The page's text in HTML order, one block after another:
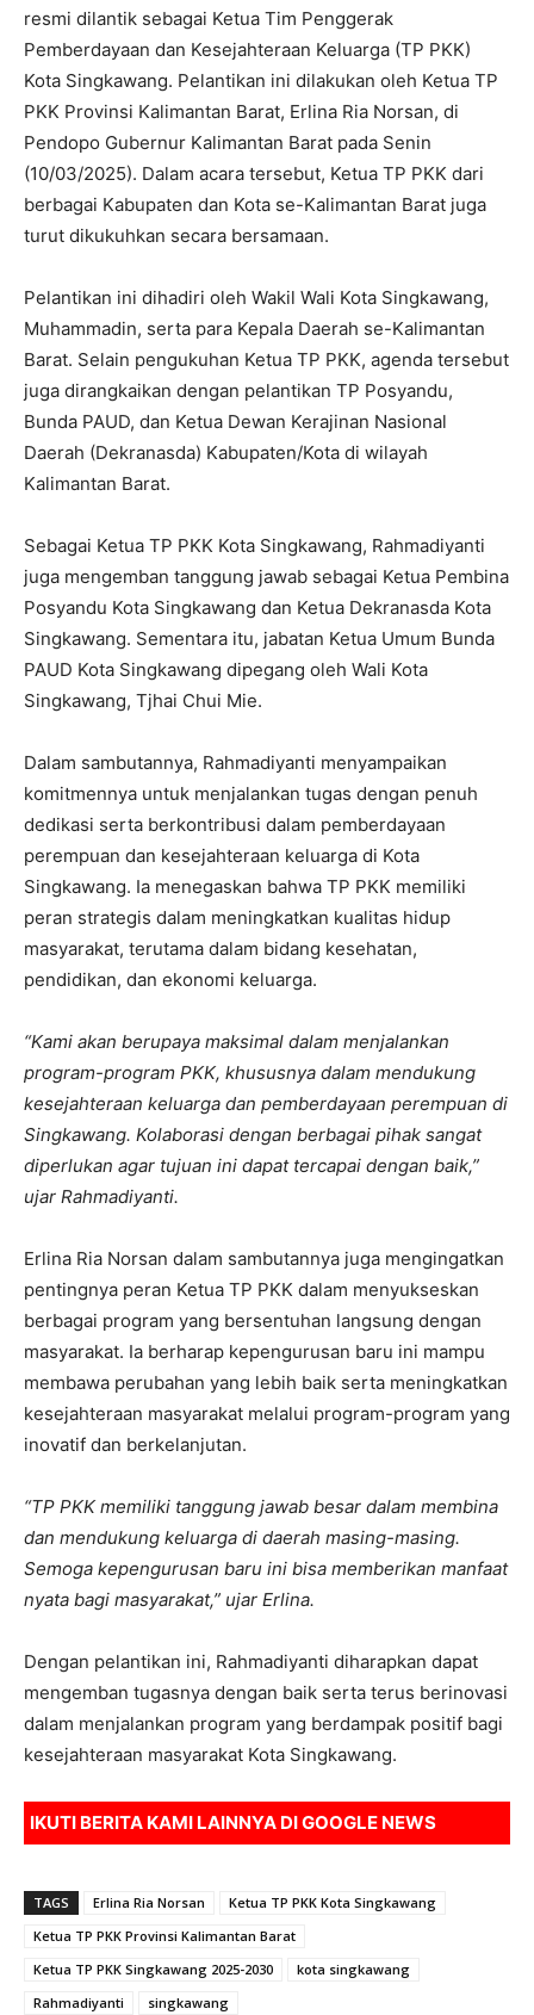
resmi dilantik sebagai Ketua Tim Penggerak
Pemberdayaan dan Kesejahteraan Keluarga (TP PKK)
Kota Singkawang. Pelantikan ini dilakukan oleh Ketua TP
PKK Provinsi Kalimantan Barat, Erlina Ria Norsan, di
Pendopo Gubernur Kalimantan Barat pada Senin
(10/03/2025). Dalam acara tersebut, Ketua TP PKK dari
berbagai Kabupaten dan Kota se-Kalimantan Barat juga
turut dikukuhkan secara bersamaan.
Pelantikan ini dihadiri oleh Wakil Wali Kota Singkawang,
Muhammadin, serta para Kepala Daerah se-Kalimantan
Barat. Selain pengukuhan Ketua TP PKK, agenda tersebut
juga dirangkaikan dengan pelantikan TP Posyandu,
Bunda PAUD, dan Ketua Dewan Kerajinan Nasional
Daerah (Dekranasda) Kabupaten/Kota di wilayah
Kalimantan Barat.
Sebagai Ketua TP PKK Kota Singkawang, Rahmadiyanti
juga mengemban tanggung jawab sebagai Ketua Pembina
Posyandu Kota Singkawang dan Ketua Dekranasda Kota
Singkawang. Sementara itu, jabatan Ketua Umum Bunda
PAUD Kota Singkawang dipegang oleh Wali Kota
Singkawang, Tjhai Chui Mie.
Dalam sambutannya, Rahmadiyanti menyampaikan
komitmennya untuk menjalankan tugas dengan penuh
dedikasi serta berkontribusi dalam pemberdayaan
perempuan dan kesejahteraan keluarga di Kota
Singkawang. Ia menegaskan bahwa TP PKK memiliki
peran strategis dalam meningkatkan kualitas hidup
masyarakat, terutama dalam bidang kesehatan,
pendidikan, dan ekonomi keluarga.
“Kami akan berupaya maksimal dalam menjalankan
program-program PKK, khususnya dalam mendukung
kesejahteraan keluarga dan pemberdayaan perempuan di
Singkawang. Kolaborasi dengan berbagai pihak sangat
diperlukan agar tujuan ini dapat tercapai dengan baik,”
ujar Rahmadiyanti.
Erlina Ria Norsan dalam sambutannya juga mengingatkan
pentingnya peran Ketua TP PKK dalam menyukseskan
berbagai program yang bersentuhan langsung dengan
masyarakat. Ia berharap kepengurusan baru ini mampu
membawa perubahan yang lebih baik serta meningkatkan
kesejahteraan masyarakat melalui program-program yang
inovatif dan berkelanjutan.
“TP PKK memiliki tanggung jawab besar dalam membina
dan mendukung keluarga di daerah masing-masing.
Semoga kepengurusan baru ini bisa memberikan manfaat
nyata bagi masyarakat,” ujar Erlina.
Dengan pelantikan ini, Rahmadiyanti diharapkan dapat
mengemban tugasnya dengan baik serta terus berinovasi
dalam menjalankan program yang berdampak positif bagi
kesejahteraan masyarakat Kota Singkawang.
IKUTI BERITA KAMI LAINNYA DIGOOGLE NEWS
TAGS Erlina Ria Norsan
Ketua TP PKK Kota Singkawang
Ketua TP PKK Provinsi Kalimantan Barat
Ketua TP PKK Singkawang 2025-2030
kota singkawang
Rahmadiyanti
singkawang